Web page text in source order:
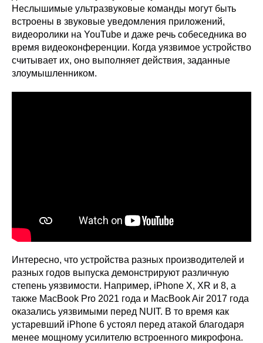
Неслышимые ультразвуковые команды могут быть
встроены в звуковые уведомления приложений,
видеоролики на YouTube и даже речь собеседника во
время видеоконференции. Когда уязвимое устройство
считывает их, оно выполняет действия, заданные
злоумышленником.
Интересно, что устройства разных производителей и
разных годов выпуска демонстрируют различную
степень уязвимости. Например, iPhone X, XR и 8, а
также MacBook Pro 2021 года и MacBook Air 2017 года
оказались уязвимыми перед NUIT. В то время как
устаревший iPhone 6 устоял перед атакой благодаря
менее мощному усилителю встроенного микрофона.